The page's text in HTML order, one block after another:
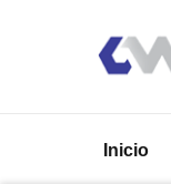
Inicio